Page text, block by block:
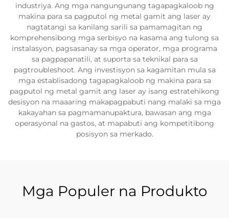
industriya. Ang mga nangungunang tagapagkaloob ng
makina para sa pagputol ng metal gamit ang laser ay
nagtatangi sa kanilang sarili sa pamamagitan ng
komprehensibong mga serbisyo na kasama ang tulong sa
instalasyon, pagsasanay sa mga operator, mga programa
sa pagpapanatili, at suporta sa teknikal para sa
pagtroubleshoot. Ang investisyon sa kagamitan mula sa
mga establisadong tagapagkaloob ng makina para sa
pagputol ng metal gamit ang laser ay isang estratehikong
desisyon na maaaring makapagpabuti nang malaki sa mga
kakayahan sa pagmamanupaktura, bawasan ang mga
operasyonal na gastos, at mapabuti ang kompetitibong
posisyon sa merkado.
Mga Populer na Produkto